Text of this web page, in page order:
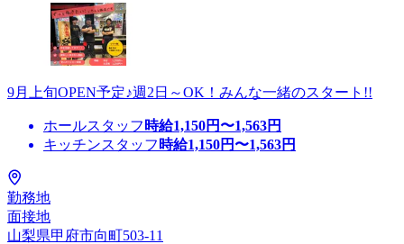
9月上旬OPEN予定♪週2日～OK！みんな一緒のスタート!!
ホールスタッフ 時給1,150円〜1,563円
キッチンスタッフ 時給1,150円〜1,563円
勤務地
面接地
山梨県甲府市向町503-11